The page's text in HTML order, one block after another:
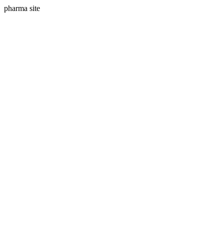
pharma site